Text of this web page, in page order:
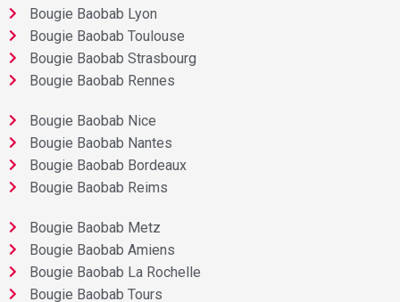
Bougie Baobab Lyon
Bougie Baobab Toulouse
Bougie Baobab Strasbourg
Bougie Baobab Rennes
Bougie Baobab Nice
Bougie Baobab Nantes
Bougie Baobab Bordeaux
Bougie Baobab Reims
Bougie Baobab Metz
Bougie Baobab Amiens
Bougie Baobab La Rochelle
Bougie Baobab Tours